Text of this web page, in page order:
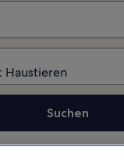
Haustieren
Suchen